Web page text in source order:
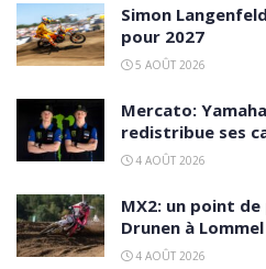
Simon
pour 2027
5 AOÛT 2026
Mercato:
redistribue ses
4 AOÛT 2026
MX2: un point
Drunen à
4 AOÛT 2026